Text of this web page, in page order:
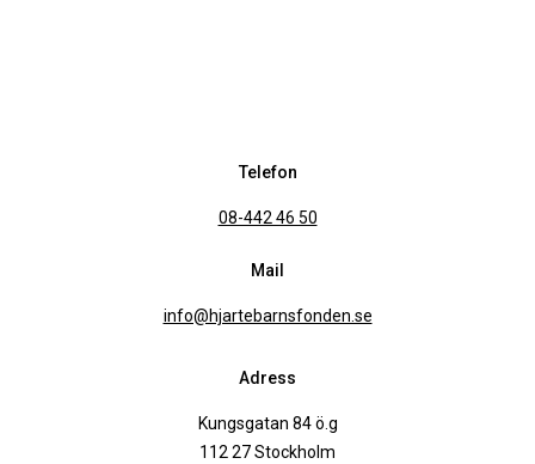
Telefon
08-442 46 50
Mail
info@hjartebarnsfonden.se
Adress
Kungsgatan 84 ö.g
112 27 Stockholm